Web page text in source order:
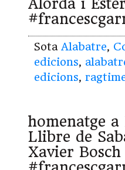
Alorda i
Sota Alabatre,
edicions,
edicions,
homenatge
Llibre de
Xavier